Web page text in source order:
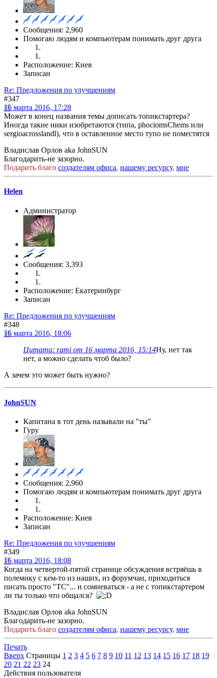
Сообщения: 2,960
Помогаю людям и компьютерам понимать друг друга
Расположение: Киев
Записан
Re: Предложения по улучшениям
#347
16 марта 2016, 17:28
Может в конец названия темы дописать топикстартера?
Иногда такие ники изобретаются (типа, phociomsChems или
sergioacrosslandl), что в оставленное место тупо не поместятся
Владислав Орлов aka JohnSUN
Благодарить-не зазорно.
Подарить благо создателям офиса, нашему ресурсу, мне
Helen
Администратор
Сообщения: 3,393
Расположение: Екатеринбург
Записан
Re: Предложения по улучшениям
#348
16 марта 2016, 18:06
Цитата: rami от 16 марта 2016, 15:14Ну, нет так
нет, а можно сделать чтоб было?
А зачем это может быть нужно?
JohnSUN
Капитана в тот день называли на "ты"
Гуру
Сообщения: 2,960
Помогаю людям и компьютерам понимать друг друга
Расположение: Киев
Записан
Re: Предложения по улучшениям
#349
16 марта 2016, 18:08
Когда на четвертой-пятой странице обсуждения встряёшь в
полемику с кем-то из наших, из форумчан, приходиться
писать просто "ТС"... и сомневаться - а не с топикстартером
ли ты только что общался?
Владислав Орлов aka JohnSUN
Благодарить-не зазорно.
Подарить благо создателям офиса, нашему ресурсу, мне
Печать
Вверх Страницы 1 2 3 4 5 6 7 8 9 10 11 12 13 14 15 16 17 18 19
20 21 22 23 24
Действия пользователя